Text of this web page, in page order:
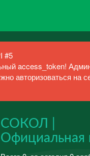
#5
access_token!
авторизоваться на
СОКОЛ |
Официальная